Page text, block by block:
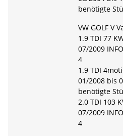
benötigte
VW GOLF V
1.9 TDI 77
07/2009
4
1.9 TDI
01/2008 bis
benötigte
2.0 TDI 103
07/2009
4